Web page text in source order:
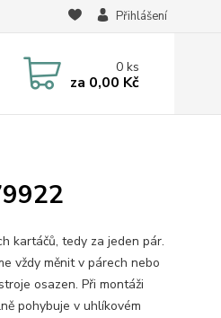
Přihlášení
0ks
za 0,00 Kč
kartáčů, tedy za jeden pár.
vždy měnit v párech nebo
osazen. Při montáži
pohybuje v uhlíkovém